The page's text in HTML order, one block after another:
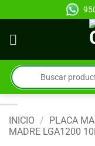
al
contenido
Búsqueda
de
productos
INICIO / PLACA
MADRE LGA1200